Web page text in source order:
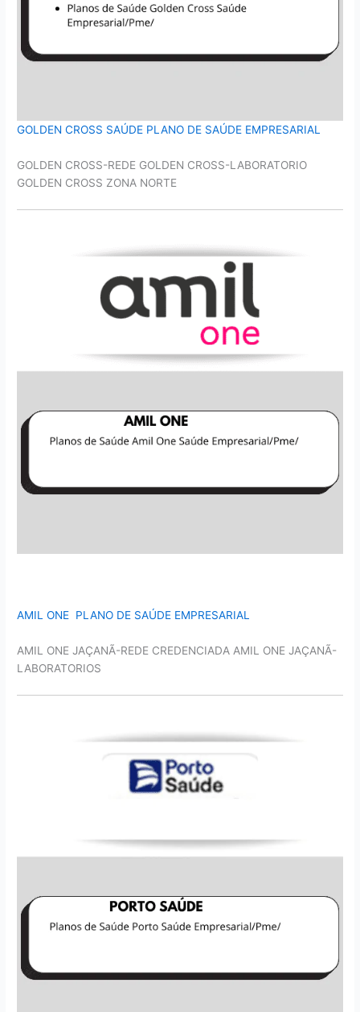
GOLDEN CROSS SAÚDE PLANO DE SAÚDE EMPRESARIAL
GOLDEN CROSS-REDE GOLDEN CROSS-LABORATORIO
GOLDEN CROSS ZONA NORTE
AMIL ONE PLANO DE SAÚDE EMPRESARIAL
AMIL ONE JAÇANÃ-REDE CREDENCIADA AMIL ONE JAÇANÃ-
LABORATORIOS